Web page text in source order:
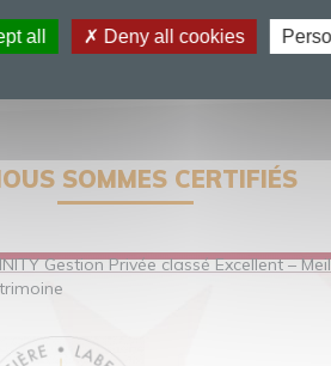
SOMMES CERTIFIÉS
Gestion Privée classé Excellent –
all Deny all cookies